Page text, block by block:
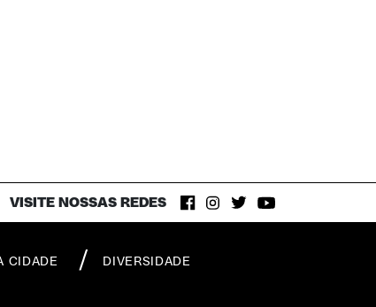
VISITE NOSSAS REDES
CIDADE DIVERSIDADE